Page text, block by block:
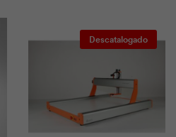
Descatalogado